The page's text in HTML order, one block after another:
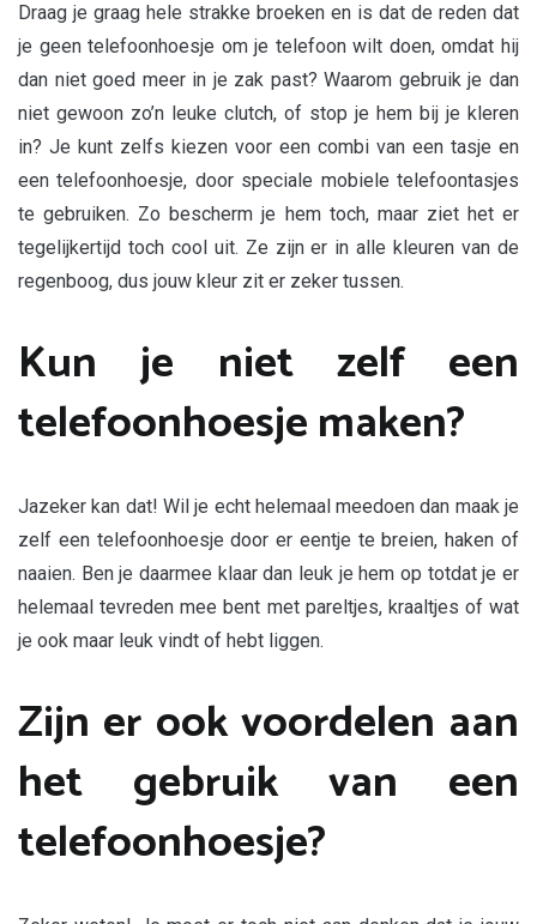
Draag je graag hele strakke broeken en is dat de reden dat
je geen telefoonhoesje om je telefoon wilt doen, omdat hij
dan niet goed meer in je zak past? Waarom gebruik je dan
niet gewoon zo’n leuke clutch, of stop je hem bij je kleren
in? Je kunt zelfs kiezen voor een combi van een tasje en
een telefoonhoesje, door speciale mobiele telefoontasjes
te gebruiken. Zo bescherm je hem toch, maar ziet het er
tegelijkertijd toch cool uit. Ze zijn er in alle kleuren van de
regenboog, dus jouw kleur zit er zeker tussen.
Kun je niet zelf een
telefoonhoesje maken?
Jazeker kan dat! Wil je echt helemaal meedoen dan maak je
zelf een telefoonhoesje door er eentje te breien, haken of
naaien. Ben je daarmee klaar dan leuk je hem op totdat je er
helemaal tevreden mee bent met pareltjes, kraaltjes of wat
je ook maar leuk vindt of hebt liggen.
Zijn er ook voordelen aan
het gebruik van een
telefoonhoesje?